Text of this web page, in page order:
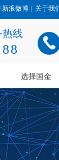
新浪微博 | 关于我
热线
选择国金